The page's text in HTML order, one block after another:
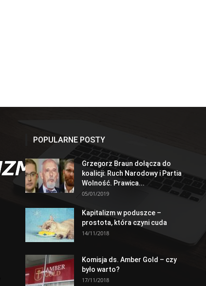
POPULARNE POSTY
Grzegorz Braun dołącza do
koalicji: Ruch Narodowy i Partia
Wolność. Prawica...
05/01/2019
Kapitalizm w poduszce –
prostota, która czyni cuda
14/11/2018
Komisja ds. Amber Gold – czy
było warto?
17/11/2018